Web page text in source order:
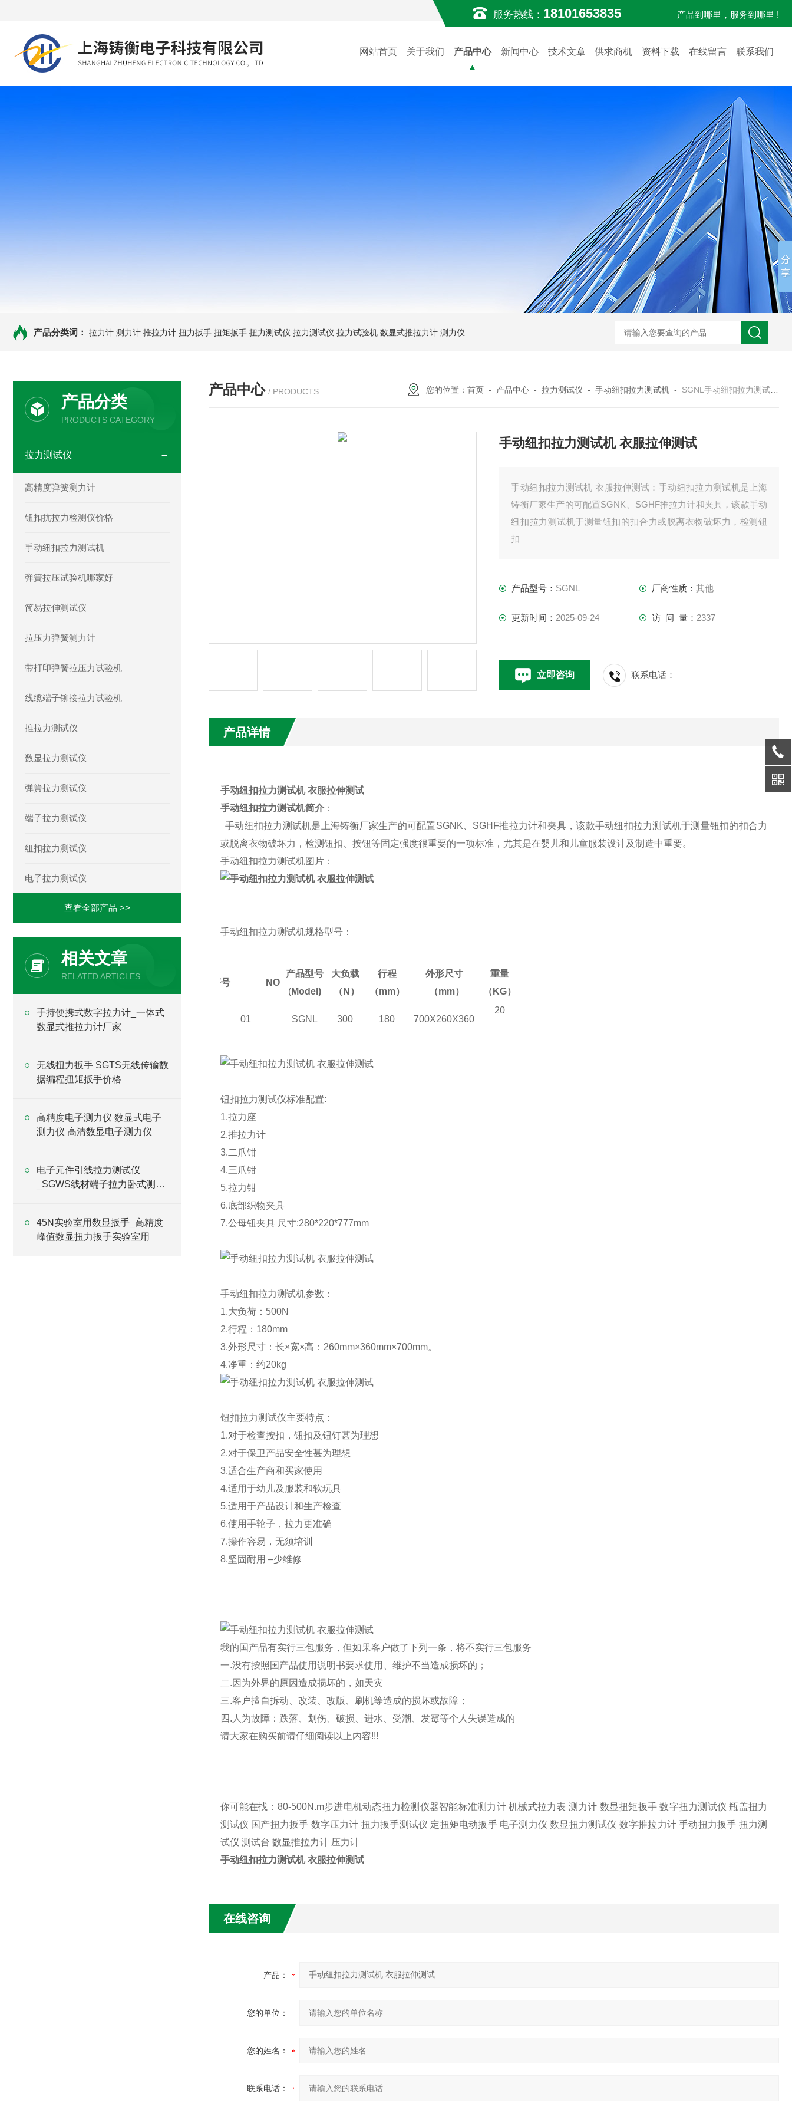
服务热线： 18101653835 产品到哪里，服务到哪里 !
网站首页 关于我们 产品中心 新闻中心 技术文章 供求商机 资料下载 在线留言 联系我们
产品分类词： 拉力计 测力计 推拉力计 扭力扳手 扭矩扳手 扭力测试仪 拉力测试仪 拉力试验机 数显式推拉力计 测力仪
产品分类
PRODUCTS CATEGORY
拉力测试仪
高精度弹簧测力计
钮扣抗拉力检测仪价格
手动纽扣拉力测试机
弹簧拉压试验机哪家好
简易拉伸测试仪
拉压力弹簧测力计
带打印弹簧拉压力试验机
线缆端子铆接拉力试验机
推拉力测试仪
数显拉力测试仪
弹簧拉力测试仪
端子拉力测试仪
纽扣拉力测试仪
电子拉力测试仪
查看全部产品 >>
相关文章
RELATED ARTICLES
手持便携式数字拉力计_一体式
数显式推拉力计厂家
无线扭力扳手 SGTS无线传输数
据编程扭矩扳手价格
高精度电子测力仪 数显式电子
测力仪 高清数显电子测力仪
电子元件引线拉力测试仪
_SGWS线材端子拉力卧式测试
45N实验室用数显扳手_高精度
峰值数显扭力扳手实验室用
产品中心 / PRODUCTS 您的位置：首页 - 产品中心 -拉力测试仪 -手动纽扣拉力测试机 - SGNL手动纽扣拉力测试机 衣服拉伸测试
手动纽扣拉力测试机 衣服拉伸测试
手动纽扣拉力测试机 衣服拉伸测试：手动纽扣拉力测试机是上海
铸衡厂家生产的可配置SGNK、SGHF推拉力计和夹具，该款手动
纽扣拉力测试机于测量钮扣的扣合力或脱离衣物破坏力，检测钮
扣
产品型号： SGNL 厂商性质： 其他
更新时间： 2025-09-24 访 问 量： 2337
立即咨询 联系电话：
产品详情
手动纽扣拉力测试机 衣服拉伸测试
手动纽扣拉力测试机简介：
手动纽扣拉力测试机是上海铸衡厂家生产的可配置SGNK SGHF推拉力计和夹具，该款手动纽扣拉力测试机于测量钮扣的扣合力
或脱离衣物破坏力，检测钮扣、按钮等固定强度很重要的一项标准，尤其是在婴儿和儿童服装设计及制造中重要。
手动纽扣拉力测试机图片：
手动纽扣拉力测试机规格型号：
序号NO
产品型号
(Model)
大负载
（ N ）
行程
（mm）
外形尺寸
（mm）
重量
（KG）
01 SGNL 300 180 700X260X360
20
钮扣拉力测试仪标准配置:
1.拉力座
2.推拉力计
3.二爪钳
4.三爪钳
5.拉力钳
6.底部织物夹具
7.公母钮夹具 尺寸:280*220*777mm
手动纽扣拉力测试机参数：
1.大负荷：500N
2.行程：180mm
3.外形尺寸：长×宽×高：260mm×360mm×700mm。
4.净重：约20kg
钮扣拉力测试仪主要特点：
1.对于检查按扣，钮扣及钮钉甚为理想
2.对于保卫产品安全性甚为理想
3.适合生产商和买家使用
4.适用于幼儿及服装和软玩具
5.适用于产品设计和生产检查
6.使用手轮子，拉力更准确
7.操作容易，无须培训
8.坚固耐用 –少维修
我的国产品有实行三包服务，但如果客户做了下列一条，将不实行三包服务
一.没有按照国产品使用说明书要求使用、维护不当造成损坏的；
二.因为外界的原因造成损坏的，如天灾
三.客户擅自拆动、改装、改版、刷机等造成的损坏或故障；
四.人为故障：跌落、划伤、破损、进水、受潮、发霉等个人失误造成的
请大家在购买前请仔细阅读以上内容!!!
你可能在找： 80-500N.m步进电机动态扭力检测仪器智能标准测力计 机械式拉力表 测力计 数显扭矩扳手 数字扭力测试仪 瓶盖扭力
测试仪 国产扭力扳手 数字压力计 扭力扳手测试仪 定扭矩电动扳手 电子测力仪 数显扭力测试仪 数字推拉力计 手动扭力扳手 扭力测
试仪 测试台 数显推拉力计 压力计
手动纽扣拉力测试机 衣服拉伸测试
在线咨询
产品：
您的单位：
您的姓名：
联系电话：